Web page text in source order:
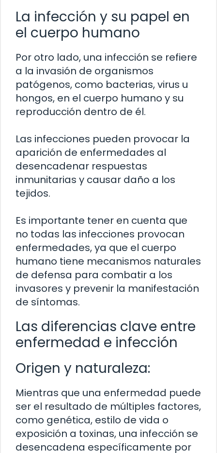
La infección y su papel en
el cuerpo humano
Por otro lado, una infección se refiere
a la invasión de organismos
patógenos, como bacterias, virus u
hongos, en el cuerpo humano y su
reproducción dentro de él.
Las infecciones pueden provocar la
aparición de enfermedades al
desencadenar respuestas
inmunitarias y causar daño a los
tejidos.
Es importante tener en cuenta que
no todas las infecciones provocan
enfermedades, ya que el cuerpo
humano tiene mecanismos naturales
de defensa para combatir a los
invasores y prevenir la manifestación
de síntomas.
Las diferencias clave entre
enfermedad e infección
Origen y naturaleza:
Mientras que una enfermedad puede
ser el resultado de múltiples factores,
como genética, estilo de vida o
exposición a toxinas, una infección se
desencadena específicamente por